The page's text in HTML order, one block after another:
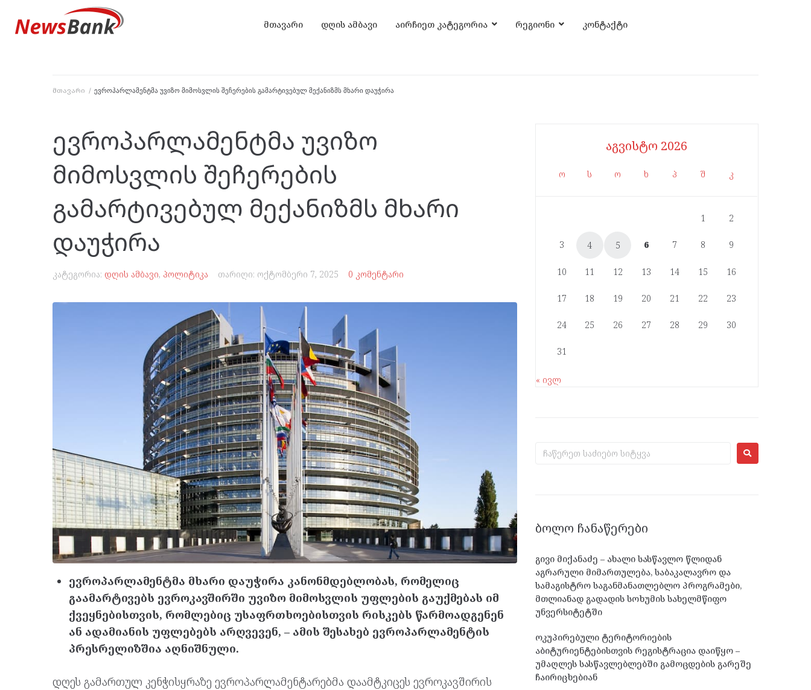
მთავარი დღის ამბავი აირჩიეთ კატეგორია რეგიონი კონტაქტი
მთავარი / ევროპარლამენტმა უვიზო მიმოსვლის შეჩერების გამარტივებულ მექანიზმს მხარი დაუჭირა
ევროპარლამენტმა უვიზო
მიმოსვლის შეჩერების
გამარტივებულ მექანიზმს მხარი
დაუჭირა
კატეგორია: დღის ამბავი, პოლიტიკა თარიღი: ოქტომბერი 7, 2025 0 კომენტარი
ევროპარლამენტმა მხარი დაუჭირა კანონმდებლობას, რომელიც
გაამარტივებს ევროკავშირში უვიზო მიმოსვლის უფლების გაუქმებას იმ
ქვეყნებისთვის, რომლებიც უსაფრთხოებისთვის რისკებს წარმოადგენენ
ან ადამიანის უფლებებს არღვევენ, – ამის შესახებ ევროპარლამენტის
პრესრელიზშია აღნიშნული.
დღეს გამართულ კენჭისყრაზე ევროპარლამენტარებმა დაამტკიცეს ევროკავშირის
აგვისტო 2026
ო ს ო ხ პ შ კ
1 2
3 4 5 6 7 8 9
10 11 12 13 14 15 16
17 18 19 20 21 22 23
24 25 26 27 28 29 30
31
« ივლ
ᲑᲝᲚᲝ ᲩᲐᲜᲐᲬᲔᲠᲔᲑᲘ
გივი მიქანაძე – ახალი სასწავლო წლიდან
აგრარული მიმართულება, საბაკალავრო და
სამაგისტრო საგანმანათლებლო პროგრამები,
მთლიანად გადადის სოხუმის სახელმწიფო
უნვერსიტეტში
ოკუპირებული ტერიტორიების
აბიტურიენტებისთვის რეგისტრაცია დაიწყო –
უმაღლეს სასწავლებლებში გამოცდების გარეშე
ჩაირიცხებიან